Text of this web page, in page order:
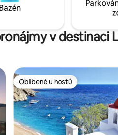
nezapomenutelným zážitkem.
Bazén
v destinaci
Oblíbené u hostů
Oblíbené u hostů